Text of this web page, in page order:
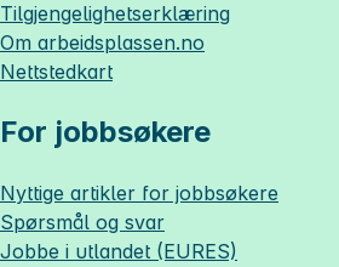
Tilgjengelighetserklæring
Om arbeidsplassen.no
Nettstedkart
For jobbsøkere
Nyttige artikler for jobbsøkere
Spørsmål og svar
Jobbe i utlandet (EURES)